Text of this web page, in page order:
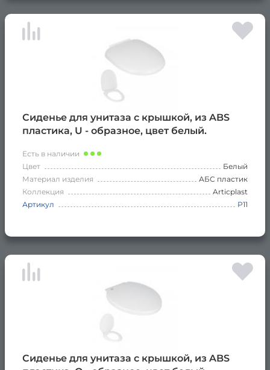
Сиденье для унитаза с крышкой, из ABS
пластика, U - образное, цвет белый.
Есть в наличии
Цвет
Белый
Материал изделия
АБС пластик
Коллекция
Articplast
Артикул
Р11
Сиденье для унитаза с крышкой, из ABS